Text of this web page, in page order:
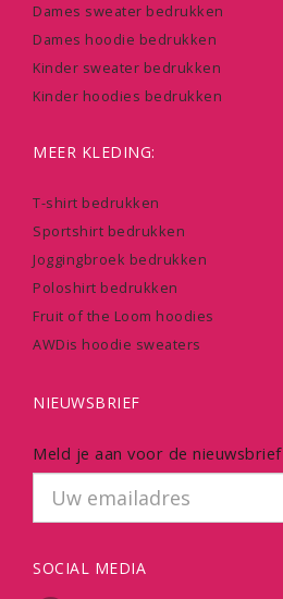
Dames sweater bedrukken
Dames hoodie bedrukken
Kinder sweater bedrukken
Kinder hoodies bedrukken
MEER KLEDING:
T-shirt bedrukken
Sportshirt bedrukken
Joggingbroek bedrukken
Poloshirt bedrukken
Fruit of the Loom hoodies
AWDis hoodie sweaters
NIEUWSBRIEF
Meld je aan voor de nieuwsbrief
SOCIAL MEDIA